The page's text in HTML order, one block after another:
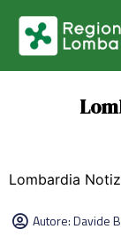
Lombardia
Autore:Davide